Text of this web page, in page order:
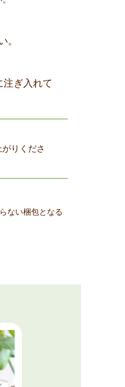
。
注ぎ入れて
りくださ
ない梱包となる